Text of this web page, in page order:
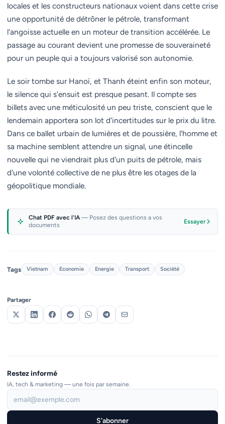
locales et les constructeurs nationaux voient dans cette crise
une opportunité de détrôner le pétrole, transformant
l'angoisse actuelle en un moteur de transition accélérée. Le
passage au courant devient une promesse de souveraineté
pour un peuple qui a toujours valorisé son autonomie.
Le soir tombe sur Hanoï, et Thanh éteint enfin son moteur,
le silence qui s'ensuit est presque pesant. Il compte ses
billets avec une méticulosité un peu triste, conscient que le
lendemain apportera son lot d'incertitudes sur le prix du litre.
Dans ce ballet urbain de lumières et de poussière, l'homme et
sa machine semblent attendre un signal, une étincelle
nouvelle qui ne viendrait plus d'un puits de pétrole, mais
d'une volonté collective de ne plus être les otages de la
géopolitique mondiale.
Chat PDF avec l'IA— Posez des questions a vos
documents
Essayer
Tags Vietnam Economie Energie Transport Société
Partager
Restez informé
IA, tech & marketing — une fois par semaine.
S'abonner